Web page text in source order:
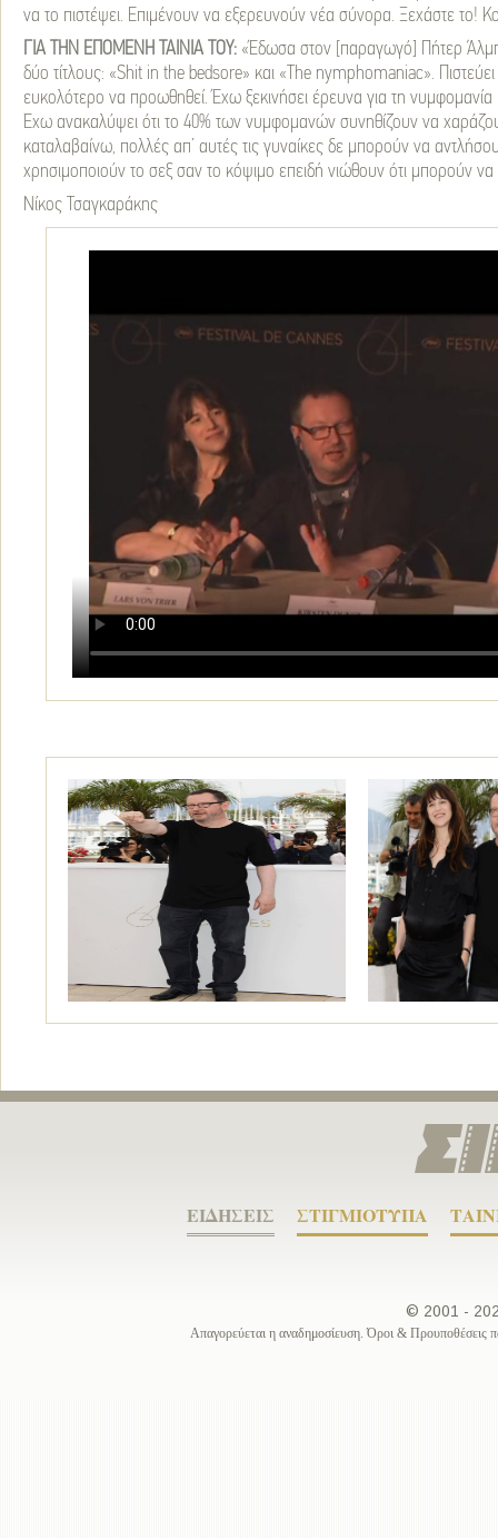
να το πιστέψει. Επιμένουν να εξερευνούν νέα σύνορα. Ξεχάστε το!
ΓΙΑ ΤΗΝ ΕΠΟΜΕΝΗ ΤΑΙΝΙΑ ΤΟΥ: «Έδωσα στον [παραγωγό] Πήτερ
δύο τίτλους: «Shit in the bedsore» και «The nymphomaniac». Πιστεύει
ευκολότερο να προωθηθεί. Έχω ξεκινήσει έρευνα για τη
Έχω ανακαλύψει ότι το 40% των νυμφομανών συνηθίζουν να
καταλαβαίνω, πολλές απ’ αυτές τις γυναίκες δε μπορούν να
χρησιμοποιούν το σεξ σαν το κόψιμο επειδή νιώθουν ότι μπορούν να
Νίκος Τσαγκαράκης
ΕΙΔΗΣΕΙΣ ΣΤΙΓΜΙΟΤΥΠΑ
© 2001 -
Απαγορεύεται η αναδημοσίευση. Όροι & Προυποθέσεις